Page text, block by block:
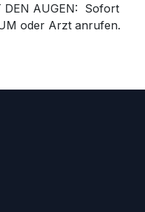
DEN AUGEN: Sofort
oder Arzt anrufen.